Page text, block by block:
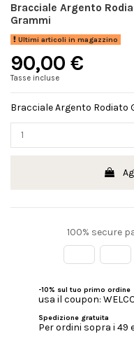
Bracciale Argento
Grammi
Ultimi articoli in magazzino
90,00 €
Tasse incluse
Bracciale Argento
100% secure
-10% sul tuo primo ordine
usa il coupon:
Spedizione gratuita
Per ordini sopra i 49